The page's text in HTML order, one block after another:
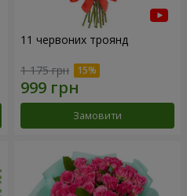
11 червоних троянд
1 175 грн
Замовити